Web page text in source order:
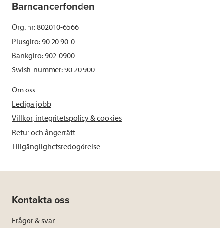
Barncancerfonden
Org. nr: 802010-6566
Plusgiro: 90 20 90-0
Bankgiro: 902-0900
Swish-nummer:90 20 900
Om oss
Lediga jobb
Villkor, integritetspolicy & cookies
Retur och ångerrätt
Tillgänglighetsredogörelse
Kontakta oss
Frågor & svar